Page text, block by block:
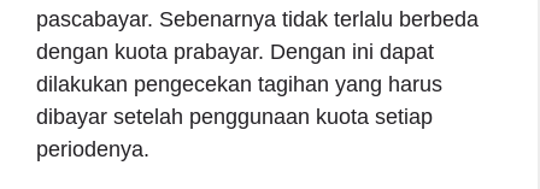
pascabayar. Sebenarnya tidak terlalu berbeda
dengan kuota prabayar. Dengan ini dapat
dilakukan pengecekan tagihan yang harus
dibayar setelah penggunaan kuota setiap
periodenya.